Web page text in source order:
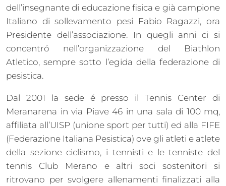
dell’insegnante di educazione fisica e già campione
Italiano di sollevamento pesi Fabio Ragazzi, ora
Presidente dell’associazione. In quegli anni ci si
concentró nell’organizzazione del Biathlon
Atletico, sempre sotto l’egida della federazione di
pesistica.
Dal 2001 la sede é presso il Tennis Center di
Meranarena in via Piave 46 in una sala di 100 mq,
affiliata all’UISP (unione sport per tutti) ed alla FIFE
(Federazione Italiana Pesistica) ove gli atleti e atlete
della sezione ciclismo, i tennisti e le tenniste del
tennis Club Merano e altri soci sostenitori si
ritrovano per svolgere allenamenti finalizzati alla